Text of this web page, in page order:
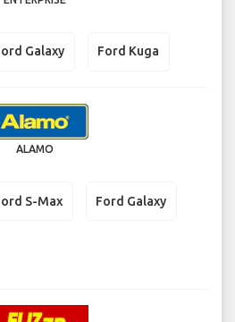
Galaxy Ford Kuga
ALAMO
S-Max Ford Galaxy